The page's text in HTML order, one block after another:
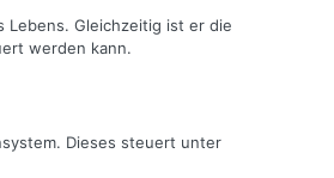
Gleichzeitig ist er die
werden kann.
Dieses steuert unter